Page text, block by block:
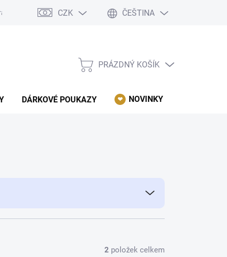
reklamace, odstoupení od kupní smlouvy. Podmínky ochrany
CZK ČEŠTINA
NÁKUPNÍ
PRÁZDNÝ KOŠÍK
DÁRKOVÉ POUKAZY NOVINKY
2 položek celkem